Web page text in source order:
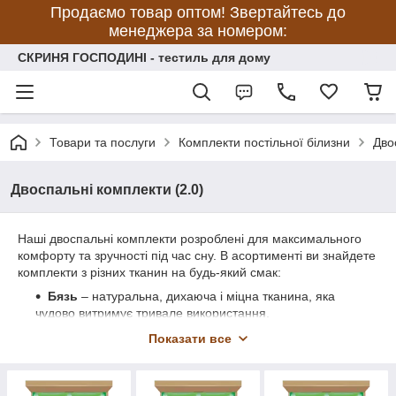
Продаємо товар оптом! Звертайтесь до
менеджера за номером:
СКРИНЯ ГОСПОДИНІ - тестиль для дому
Товари та послуги Комплекти постільної білизни
Двоспальні комплекти (2.0)
Наші двоспальні комплекти розроблені для максимального
комфорту та зручності під час сну. В асортименті ви знайдете
комплекти з різних тканин на будь-який смак:
Бязь – натуральна, дихаюча і міцна тканина, яка
чудово витримує тривале використання.
– більш м'який і гладкий матеріал, що
Сатин– елегантний, з легким блиском, додасть
Показати все